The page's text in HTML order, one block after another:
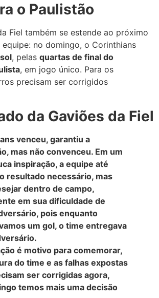
o Paulistão
Fiel também se estende ao próximo
no domingo, o Corinthians
, pelas quartas de final do
, em jogo único. Para os
precisam ser corrigidos
da Gaviões da Fiel
venceu, garantiu a
mas não convenceu. Em um
inspiração, a equipe até
resultado necessário, mas
dentro de campo,
em sua dificuldade de
pois enquanto
um gol, o time entregava
é motivo para comemorar,
do time e as falhas expostas
ser corrigidas agora,
temos mais uma decisão